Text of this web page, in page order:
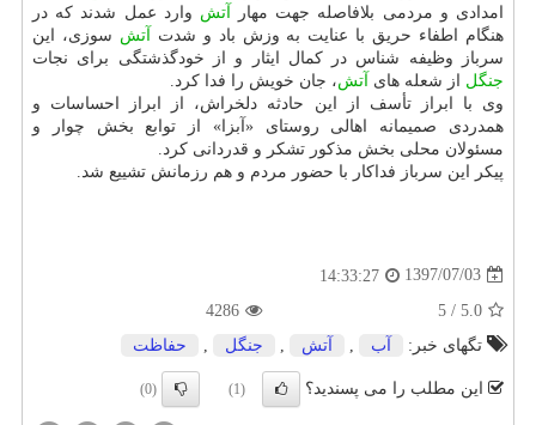
امدادی و مردمی بلافاصله جهت مهار آتش وارد عمل شدند كه در
هنگام اطفاء حریق با عنایت به وزش باد و شدت آتش سوزی، این
سرباز وظیفه شناس در كمال ایثار و از خودگذشتگی برای نجات
جنگل از شعله های آتش، جان خویش را فدا كرد.
وی با ابراز تأسف از این حادثه دلخراش، از ابراز احساسات و
همدردی صمیمانه اهالی روستای «آبزا» از توابع بخش چوار و
مسئولان محلی بخش مذكور تشكر و قدردانی كرد.
پیكر این سرباز فداكار با حضور مردم و هم رزمانش تشییع شد.
1397/07/03
14:33:27
5.0
/
5
4286
تگهای خبر:
آب آتش جنگل حفاظت
این مطلب را می پسندید؟ (1)
(0)